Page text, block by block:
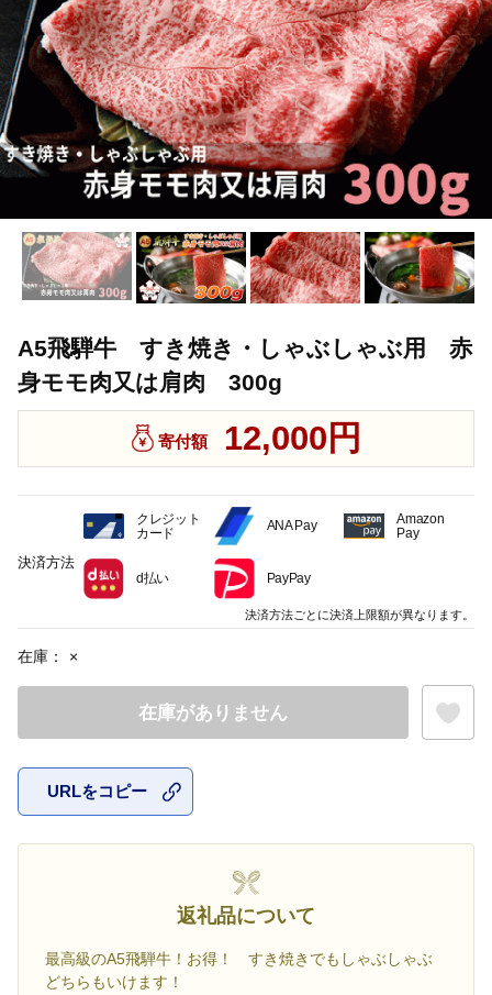
A5飛騨牛 すき焼き・しゃぶしゃぶ用 赤
身モモ肉又は肩肉 300g
寄付額 12,000円
在庫： ×
在庫がありません
URLをコピー
返礼品について
最高級のA5飛騨牛！お得！ すき焼きでもしゃぶしゃぶ
どちらもいけます！
決済方法
クレジット
カード
ANA Pay
Amazon
Pay
d払い PayPay
決済方法ごとに決済上限額が異なります。